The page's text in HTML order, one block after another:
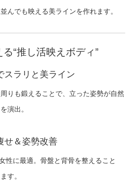
んでも映える美ラインを作れます。
“推し活映えボディ”
スラリと美ライン
りも鍛えることで、立った姿勢が自然
演出。
せ＆姿勢改善
性に最適。骨盤と背骨を整えること
す。